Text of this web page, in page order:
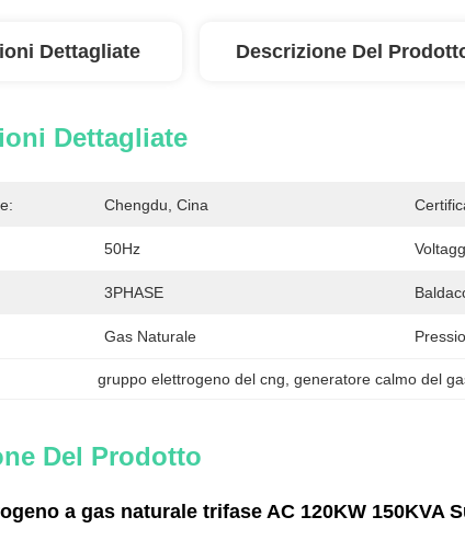
Dettagliate Descrizione Del
Dettagliate
Chengdu, Cina
50Hz
3PHASE
Gas Naturale
gruppo elettrogeno del cng , generatore calmo del
Del Prodotto
a gas naturale trifase AC 120KW 150KVA